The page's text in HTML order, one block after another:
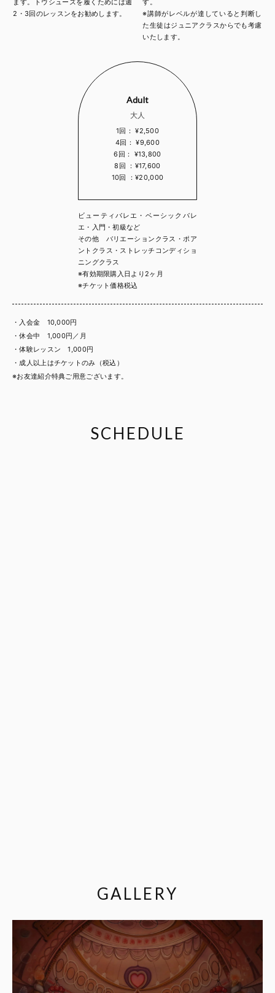
ます。トウシューズを履くためには週
2・3回のレッスンをお勧めします。
す。
※講師がレベルが達していると判断し
た生徒はジュニアクラスからでも考慮
いたします。
Adult
大人
1回： ¥2,500
4回： ¥9,600
6回： ¥13,800
8回 ：¥17,600
10回 ：¥20,000
ビューティバレエ・ベーシックバレ
エ・入門・初級など
その他 バリエーションクラス・ポア
ントクラス・ストレッチコンディショ
ニングクラス
※有効期限購入日より2ヶ月
※チケット価格税込
・入会金 10,000円
・休会中 1,000円／月
・体験レッスン 1,000円
・成人以上はチケットのみ（税込）
※お友達紹介特典ご用意ございます。
SCHEDULE
GALLERY